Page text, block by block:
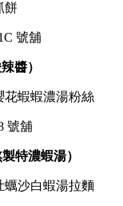
餅
號舖
醬）
花蝦蝦濃湯粉絲
號舖
特濃蝦湯）
蠣沙白蝦湯拉麵